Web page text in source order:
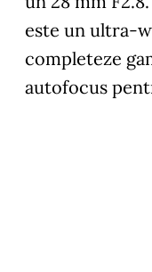
este un ultra-
completeze
autofocus